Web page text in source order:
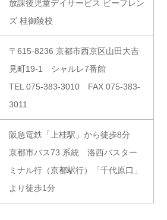
放課後児童デイサービス ビーフレン
ズ 桂御陵校
〒615-8236 京都市西京区山田大吉
見町19-1 シャルレ7番館
TEL 075-383-3010 FAX 075-383-
3011
阪急電鉄「上桂駅」から徒歩8分
京都市バス73 系統 洛西バスター
ミナル行（京都駅行）「千代原口」
より徒歩1分